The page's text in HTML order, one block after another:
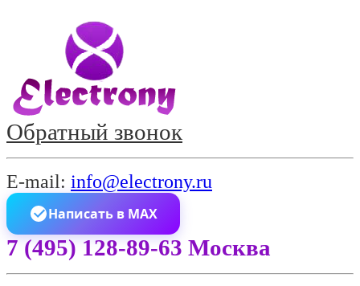
Обратный звонок
E-mail: info@electrony.ru
Написать в MAX
7 (495) 128-89-63 Москва